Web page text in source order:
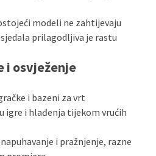
modeli ne zahtijevaju
prilagodljiva je rastu
i osvježenje
i bazeni za vrt
igre i hlađenja tijekom vrućih
i pražnjenje, razne